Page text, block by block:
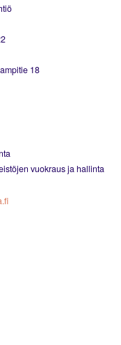
18
vuokraus ja hallinta